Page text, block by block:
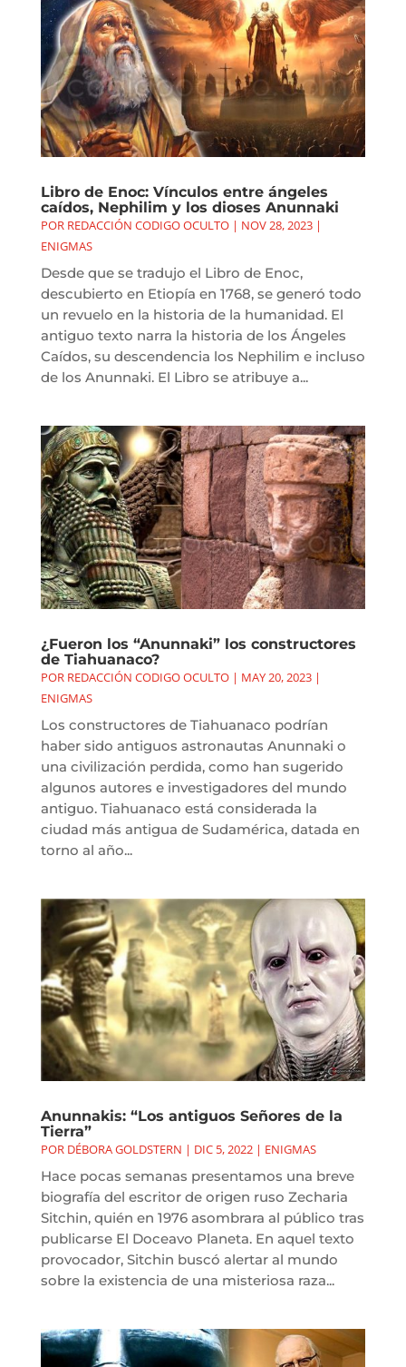
Libro de Enoc: Vínculos entre ángeles
caídos, Nephilim y los dioses Anunnaki
POR REDACCIÓN CODIGO OCULTO| NOV 28, 2023|
ENIGMAS
Desde que se tradujo el Libro de Enoc,
descubierto en Etiopía en 1768, se generó todo
un revuelo en la historia de la humanidad. El
antiguo texto narra la historia de los Ángeles
Caídos, su descendencia los Nephilim e incluso
de los Anunnaki. El Libro se atribuye a...
¿Fueron los “Anunnaki” los constructores
de Tiahuanaco?
POR REDACCIÓN CODIGO OCULTO| MAY 20, 2023|
ENIGMAS
Los constructores de Tiahuanaco podrían
haber sido antiguos astronautas Anunnaki o
una civilización perdida, como han sugerido
algunos autores e investigadores del mundo
antiguo. Tiahuanaco está considerada la
ciudad más antigua de Sudamérica, datada en
torno al año...
Anunnakis: “Los antiguos Señores de la
Tierra”
POR DÉBORA GOLDSTERN | DIC 5, 2022| ENIGMAS
Hace pocas semanas presentamos una breve
biografía del escritor de origen ruso Zecharia
Sitchin, quién en 1976 asombrara al público tras
publicarse El Doceavo Planeta. En aquel texto
provocador, Sitchin buscó alertar al mundo
sobre la existencia de una misteriosa raza...